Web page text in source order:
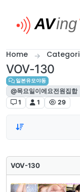
Home
VOV-130
일본유모야동
@목요일이에요전원집합
1
1 29
VOV-130